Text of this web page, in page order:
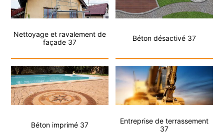
Nettoyage et ravalement de
façade 37
Béton désactivé 37
Béton imprimé 37
Entreprise de terrassement
37